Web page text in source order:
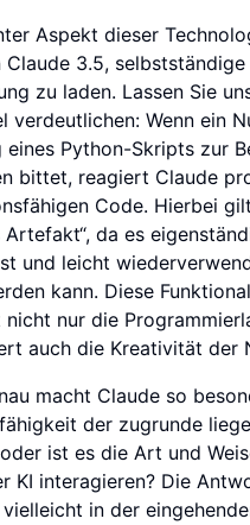
Aspekt dieser
Claude 3.5, selbstständige
zu laden. Lassen Sie
verdeutlichen: Wenn ein
eines Python-Skripts zur
bittet, reagiert Claude
Code. Hierbei
Artefakt“, da es
und leicht
kann. Diese
nur die
auch die Kreativität der
macht Claude so
der zugrunde
ist es die Art und
KI interagieren? Die
in der